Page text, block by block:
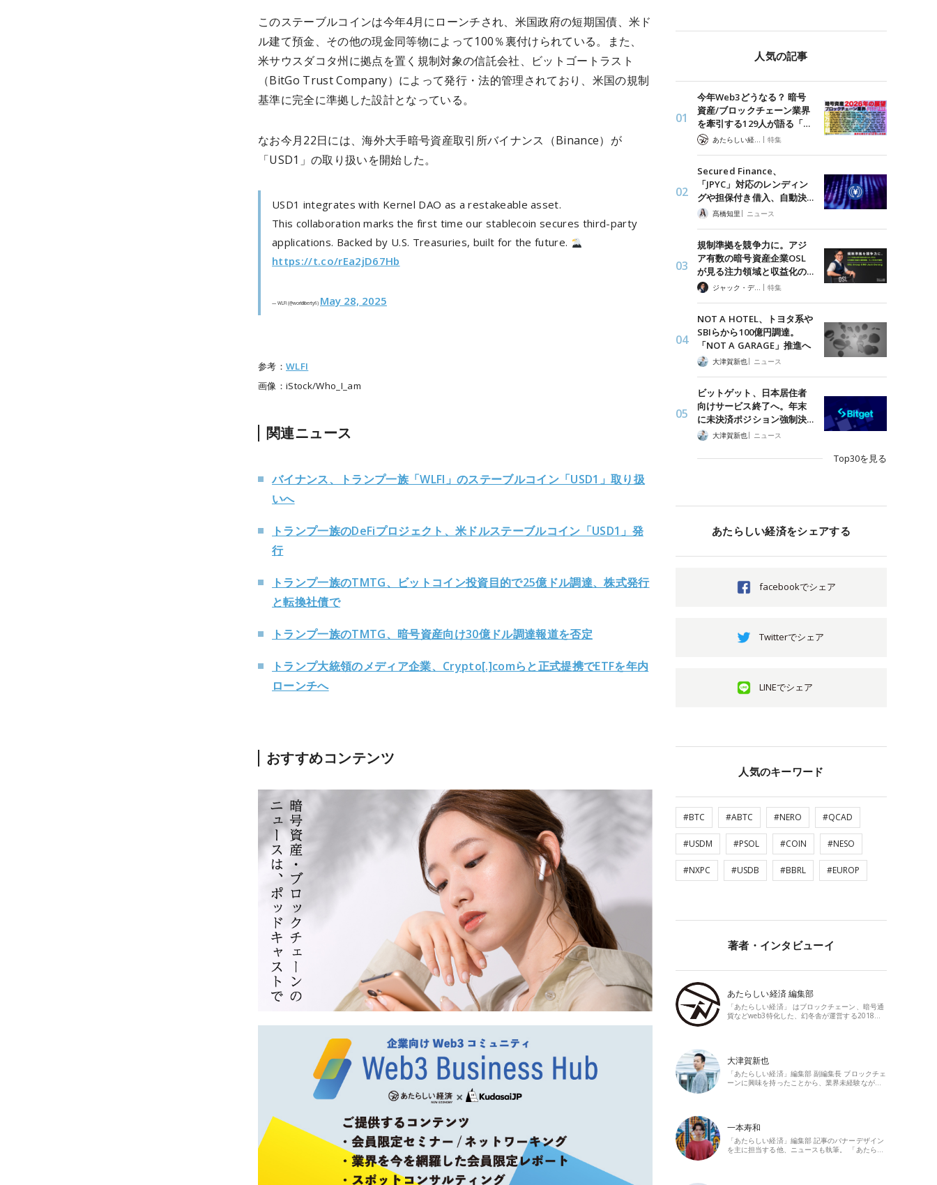
このステーブルコインは今年4月にローンチされ、米国政府の短期国債、米ド
ル建て預金、その他の現金同等物によって100％裏付けられている。また、
米サウスダコタ州に拠点を置く規制対象の信託会社、ビットゴートラスト
（BitGo Trust Company）によって発行・法的管理されており、米国の規制
基準に完全に準拠した設計となっている。
なお今月22日には、海外大手暗号資産取引所バイナンス（Binance）が
「USD1」の取り扱いを開始した。
USD1 integrates with Kernel DAO as a restakeable asset.
This collaboration marks the first time our stablecoin secures third-party
applications. Backed by U.S. Treasuries, built for the future.
https://t.co/rEa2jD67Hb
— WLFI (@worldlibertyfi) May 28, 2025
参考： WLFI
画像：iStock/Who_I_am
関連ニュース
バイナンス、トランプ一族「WLFI」のステーブルコイン「USD1」取り扱
いへ
トランプ一族のDeFiプロジェクト、米ドルステーブルコイン「USD1」発
行
トランプ一族のTMTG、ビットコイン投資目的で25億ドル調達、株式発行
と転換社債で
トランプ一族のTMTG、暗号資産向け30億ドル調達報道を否定
トランプ大統領のメディア企業、Crypto[.]comらと正式提携でETFを年内
ローンチへ
おすすめコンテンツ
人気の記事
今年Web3どうなる？ 暗号
資産/ブロックチェーン業界
を牽引する129人が語る「…
| 特集
Secured Finance、
「JPYC」対応のレンディン
グや担保付き借入、自動決…
髙橋知里 | ニュース
規制準拠を競争力に。アジ
ア有数の暗号資産企業OSL
が見る注力領域と収益化の…
ジャック・デロン（Jack Derong） | 特集
NOT A HOTEL、トヨタ系や
SBIらから100億円調達。
「NOT A GARAGE」推進へ
大津賀新也| ニュース
ビットゲット、日本居住者
向けサービス終了へ。年末
に未決済ポジション強制決…
大津賀新也| ニュース
Top30を見る
あたらしい経済をシェアする
facebookでシェア
Twitterでシェア
LINEでシェア
人気のキーワード
#BTC #ABTC #NERO #QCAD
#USDM #PSOL #COIN #NESO
#NXPC #USDB #BBRL #EUROP
著者・インタビューイ
あたらしい経済 編集部
「あたらしい経済」 はブロックチェーン、暗号通
貨などweb3特化した、幻冬舎が運営する2018…
大津賀新也
「あたらしい経済」編集部 副編集長 ブロックチェ
ーンに興味を持ったことから、業界未経験なが…
一本寿和
「あたらしい経済」編集部 記事のバナーデザイン
を主に担当する他、ニュースも執筆。 「あたら…